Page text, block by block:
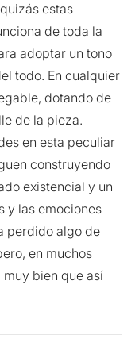
estas
de toda la
adoptar un tono
todo. En cualquier
dotando de
de la pieza.
en esta peculiar
construyendo
existencial y un
y las emociones
perdido algo de
en muchos
muy bien que así